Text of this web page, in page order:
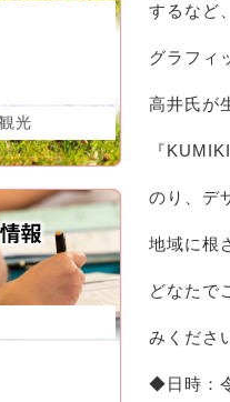
光
するなど
グラフィ
高井氏が
『
のり、デ
地域に根
どなたで
みくださ
◆日時：